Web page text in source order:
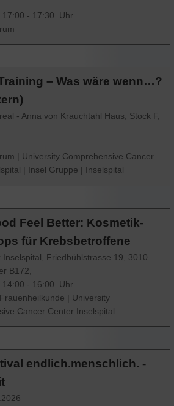
17:00 - 17:30 Uhr
– Was wäre wenn…?
- Anna von Krauchtahl Haus, Stock F,
| University Comprehensive Cancer
| Insel Gruppe | Inselspital
Feel Better: Kosmetik-
für Krebsbetroffene
Inselspital, Friedbühlstrasse 19, 3010
B172,
14:00 - 16:00 Uhr
Frauenheilkunde | University
Cancer Center Inselspital
endlich.menschlich. -